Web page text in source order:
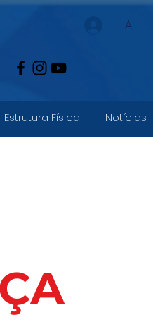
A
Estrutura Física Notícias